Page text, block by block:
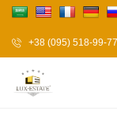
+38 (095) 518-99-77